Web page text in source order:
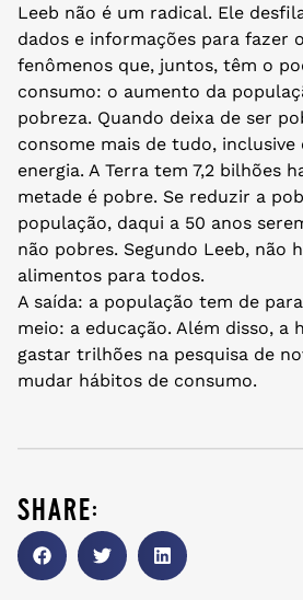
Leeb não é um radical. Ele
dados e informações para fazer
fenômenos que, juntos, têm o
consumo: o aumento da
pobreza. Quando deixa de ser
consome mais de tudo,
energia. A Terra tem 7,2 bilhões
metade é pobre. Se reduzir a
população, daqui a 50 anos
não pobres. Segundo Leeb, não
alimentos para todos.
A saída: a população tem de
meio: a educação. Além disso, a
gastar trilhões na pesquisa de
mudar hábitos de consumo.
share: